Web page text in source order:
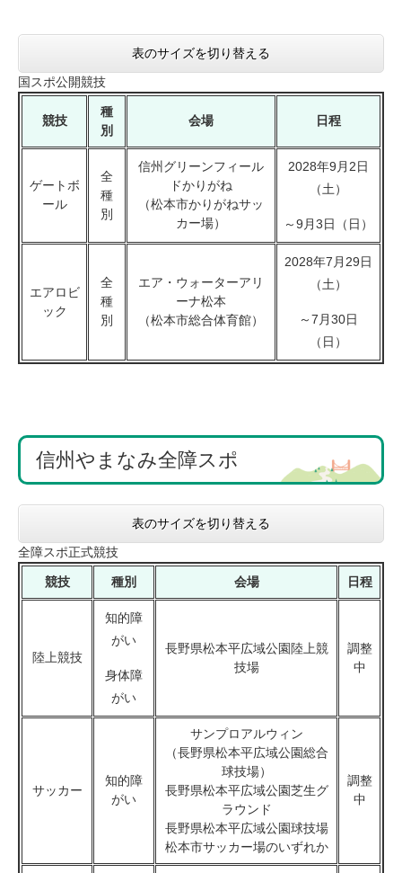
表のサイズを切り替える
国スポ公開競技
競技
種
別
会場 日程
ゲートボ
ール
全
種
別
信州グリーンフィール
ドかりがね
（松本市かりがねサッ
カー場）
2028年9月2日
（土）
～9月3日（日）
エアロビ
ック
全
種
別
エア・ウォーターアリ
ーナ松本
（松本市総合体育館）
2028年7月29日
（土）
～7月30日
（日）
信州やまなみ全障スポ
表のサイズを切り替える
全障スポ正式競技
競技 種別 会場 日程
陸上競技
知的障
がい
身体障
がい
長野県松本平広域公園陸上競
技場
調整
中
サッカー
知的障
がい
サンプロアルウィン
（長野県松本平広域公園総合
球技場）
長野県松本平広域公園芝生グ
ラウンド
長野県松本平広域公園球技場
松本市サッカー場のいずれか
調整
中